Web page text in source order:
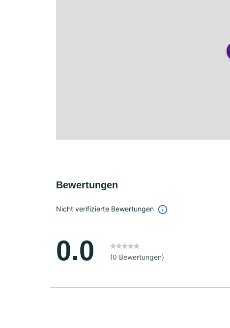
Bewertungen
Nicht verifizierte Bewertungen
0.0 (0 Bewertungen)